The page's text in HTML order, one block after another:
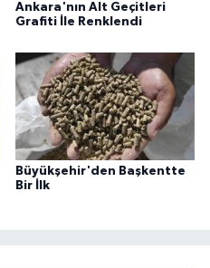
Ankara'nın Alt Geçitleri
Grafiti İle Renklendi
Büyükşehir'den Başkentte
Bir İlk